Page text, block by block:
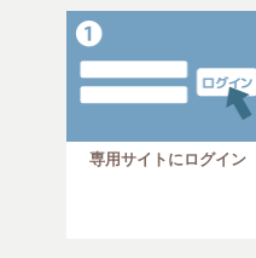
専用サイトにログイン